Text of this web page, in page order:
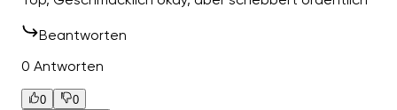
Beantworten
0 Antworten
0
0